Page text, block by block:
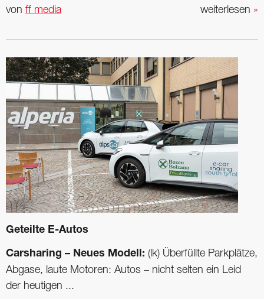
weiterlesen »
von ff media
Geteilte E-Autos
Carsharing – Neues Modell: (lk) Überfüllte Parkplätze,
Abgase, laute Motoren: Autos – nicht selten ein Leid
der heutigen ...